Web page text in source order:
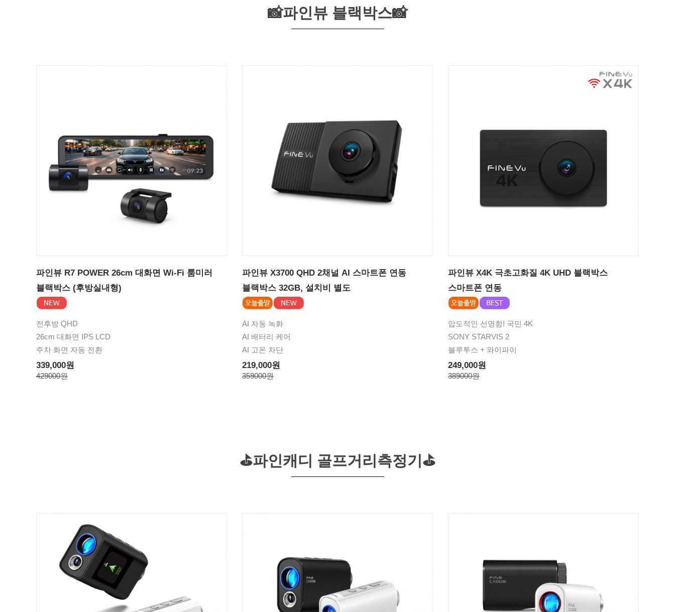
📸파인뷰 블랙박스📸
파인뷰 R7 POWER 26cm 대화면 Wi-Fi 룸미러
블랙박스 (후방실내형)
전후방 QHD
26cm 대화면 IPS LCD
주차 화면 자동 전환
339,000원
429000원
파인뷰 X3700 QHD 2채널 AI 스마트폰 연동
블랙박스 32GB, 설치비 별도
AI 자동 녹화
AI 배터리 케어
AI 고온 차단
219,000원
359000원
파인뷰 X4K 극초고화질 4K UHD 블랙박스
스마트폰 연동
압도적인 선명함! 국민 4K
SONY STARVIS 2
블루투스 + 와이파이
249,000원
389000원
⛳파인캐디 골프거리측정기⛳